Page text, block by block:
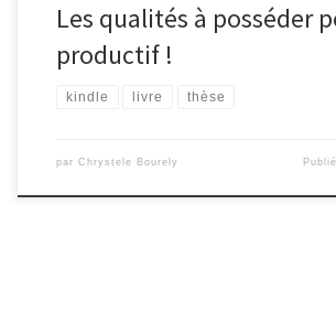
Les qualités à posséder
productif !
kindle livre thèse
par Chrystele Bourely